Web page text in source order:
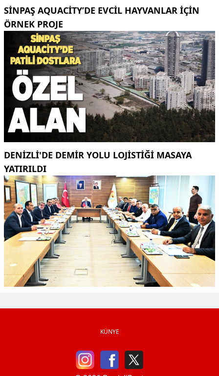
SINPAŞ AQUACITY’DE EVCIL HAYVANLAR IÇIN
ÖRNEK PROJE
DENİZLİ'DE DEMİR YOLU LOJİSTİĞİ MASAYA
YATIRILDI
KÜNYE